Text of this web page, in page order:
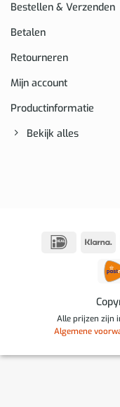
Bestellen & Verzenden
Betalen
Retourneren
Mijn account
Productinformatie
Bekijk alles
IDeal
Alle prijzen zijn
Algemene